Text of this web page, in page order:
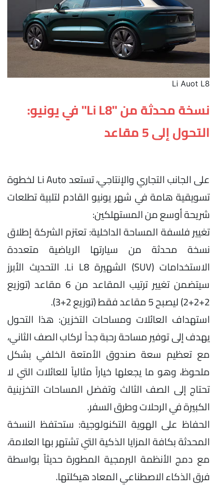
Li Auot L8
نسخة محدثة من "Li L8" في يونيو:
التحول إلى 5 مقاعد
على الجانب التجاري والإنتاجي، تستعد Li Auto لخطوة
تسويقية هامة في شهر يونيو القادم لتلبية تطلعات
شريحة أوسع من المستهلكين:
تغيير فلسفة المساحة الداخلية: تعتزم الشركة إطلاق
نسخة محدثة من سيارتها الرياضية متعددة
الاستخدامات (SUV) الشهيرة Li L8. التحديث الأبرز
سيتضمن تغيير ترتيب المقاعد من 6 مقاعد (توزيع
2+2+2) ليصبح 5 مقاعد فقط (توزيع 2+3).
استهداف العائلات ومساحات التخزين: هذا التحول
يهدف إلى توفير مساحة رحبة جداً لركاب الصف الثاني،
مع تعظيم سعة صندوق الأمتعة الخلفي بشكل
ملحوظ، وهو ما يجعلها خياراً مثالياً للعائلات التي لا
تحتاج إلى الصف الثالث وتفضل المساحات التخزينية
الكبيرة في الرحلات وطرق السفر.
الحفاظ على الهوية التكنولوجية: ستحتفظ النسخة
المحدثة بكافة المزايا الذكية التي تشتهر بها العلامة،
مع دمج الأنظمة البرمجية المطورة حديثاً بواسطة
فرق الذكاء الاصطناعي المعاد هيكلتها.